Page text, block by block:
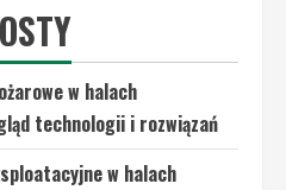
w halach
technologii i rozwiązań
w halach